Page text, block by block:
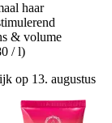
haar
& volume
/ l)
op 13. augustus